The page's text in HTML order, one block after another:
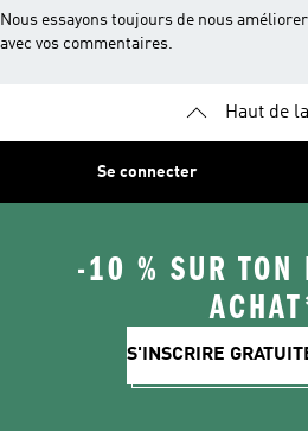
Nous essayons toujours de nous
avec vos commentaires.
Haut de
Se connecter
-10 % SUR TON
S'INSCRIRE